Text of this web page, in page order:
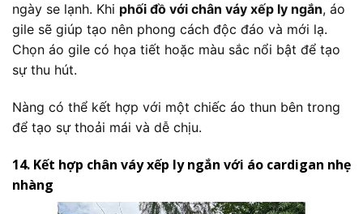
ngày se lạnh. Khi phối đồ với chân váy xếp ly ngắn, áo
gile sẽ giúp tạo nên phong cách độc đáo và mới lạ.
Chọn áo gile có họa tiết hoặc màu sắc nổi bật để tạo
sự thu hút.
Nàng có thể kết hợp với một chiếc áo thun bên trong
để tạo sự thoải mái và dễ chịu.
14. Kết hợp chân váy xếp ly ngắn với áo cardigan nhẹ
nhàng